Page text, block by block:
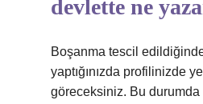
devlette ne
Boşanma tescil
yaptığınızda profilinizde
göreceksiniz. Bu